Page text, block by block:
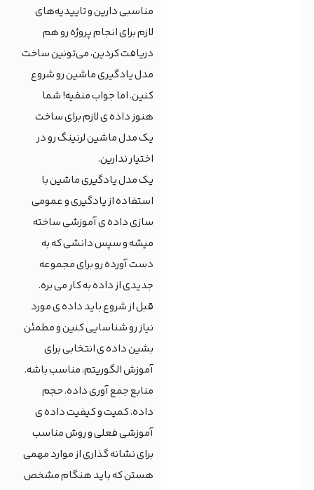
مناسبی دارین و تاییدیه‌های
لازم برای انجام پروژه رو هم
دریافت کردین، می‌تونین ساخت
مدل یادگیری ماشین رو شروع
کنین. اما جواب منفیه! شما
هنوز داده ی لازم برای ساخت
یک مدل ماشین لرنینگ رو در
اختیار ندارین.
یک مدل یادگیری ماشین با
استفاده از یادگیری و عمومی
سازی داده ی آموزشی ساخته
میشه و سپس دانشی که به
دست آورده رو برای مجموعه
جدیدی از داده به کار می بره.
قبل از شروع باید داده ی مورد
نیاز رو شناسایی کنین و مطمئن
بشین داده ی انتخابی برای
آموزش الگوریتم، مناسب باشه.
منابع جمع آوری داده، حجم
داده، کمیت و کیفیت داده ی
آموزشی فعلی و روش مناسب
برای نشانه گذاری از موارد مهمی
هستن که باید هنگام مشخص